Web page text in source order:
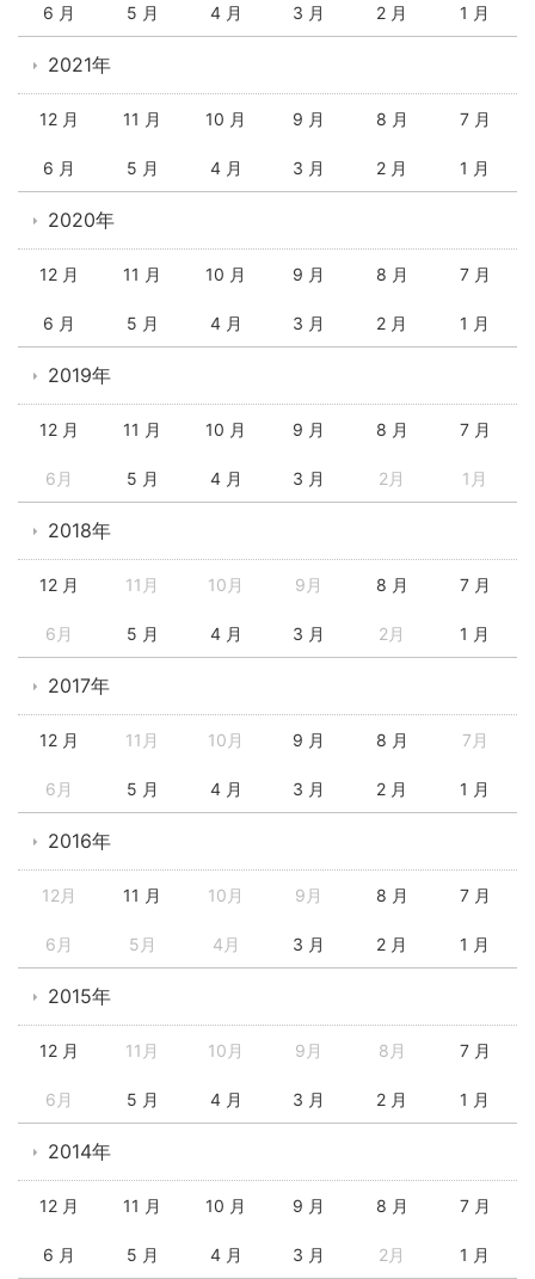
6 月 5 月 4 月 3 月 2 月 1 月
2021年
12 月 11 月 10 月 9 月 8 月 7 月
6 月 5 月 4 月 3 月 2 月 1 月
2020年
12 月 11 月 10 月 9 月 8 月 7 月
6 月 5 月 4 月 3 月 2 月 1 月
2019年
12 月 11 月 10 月 9 月 8 月 7 月
6月 5 月 4 月 3 月 2月 1月
2018年
12 月 11月 10月 9月 8 月 7 月
6月 5 月 4 月 3 月 2月 1 月
2017年
12 月 11月 10月 9 月 8 月 7月
6月 5 月 4 月 3 月 2 月 1 月
2016年
12月 11 月 10月 9月 8 月 7 月
6月 5月 4月 3 月 2 月 1 月
2015年
12 月 11月 10月 9月 8月 7 月
6月 5 月 4 月 3 月 2 月 1 月
2014年
12 月 11 月 10 月 9 月 8 月 7 月
6 月 5 月 4 月 3 月 2月 1 月